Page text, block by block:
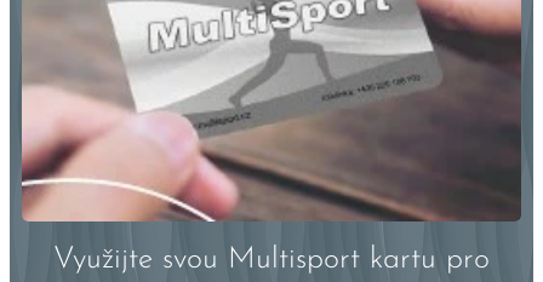
Využijte svou Multisport kartu pro